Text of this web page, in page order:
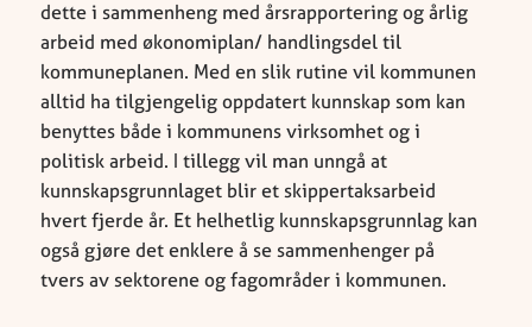
dette i sammenheng med årsrapportering og årlig
arbeid med økonomiplan/ handlingsdel til
kommuneplanen. Med en slik rutine vil kommunen
alltid ha tilgjengelig oppdatert kunnskap som kan
benyttes både i kommunens virksomhet og i
politisk arbeid. I tillegg vil man unngå at
kunnskapsgrunnlaget blir et skippertaksarbeid
hvert fjerde år. Et helhetlig kunnskapsgrunnlag kan
også gjøre det enklere å se sammenhenger på
tvers av sektorene og fagområder i kommunen.